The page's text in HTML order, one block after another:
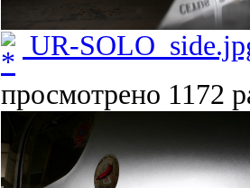
UR-
просмотрено 1172